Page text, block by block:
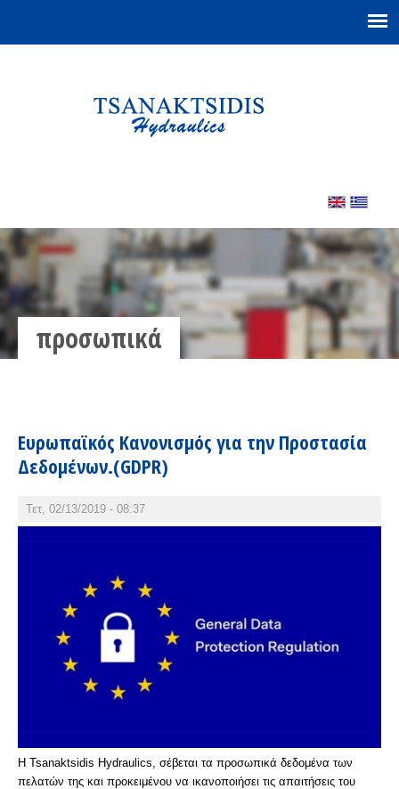
προσωπικά
Ευρωπαϊκός Κανονισμός για την Προστασία
Δεδομένων.(GDPR)
Τετ, 02/13/2019 - 08:37
H Tsanaktsidis Hydraulics, σέβεται τα προσωπικά δεδομένα των
πελατών της και προκειμένου να ικανοποιήσει τις απαιτήσεις του